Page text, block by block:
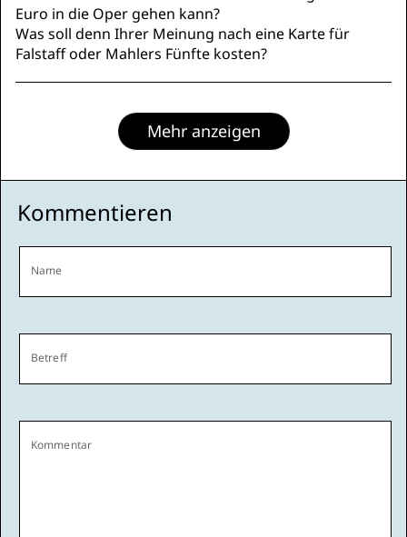
Euro in die Oper gehen kann?
Was soll denn Ihrer Meinung nach eine Karte für
Falstaff oder Mahlers Fünfte kosten?
Mehr anzeigen
Kommentieren
Name
Betreff
Kommentar